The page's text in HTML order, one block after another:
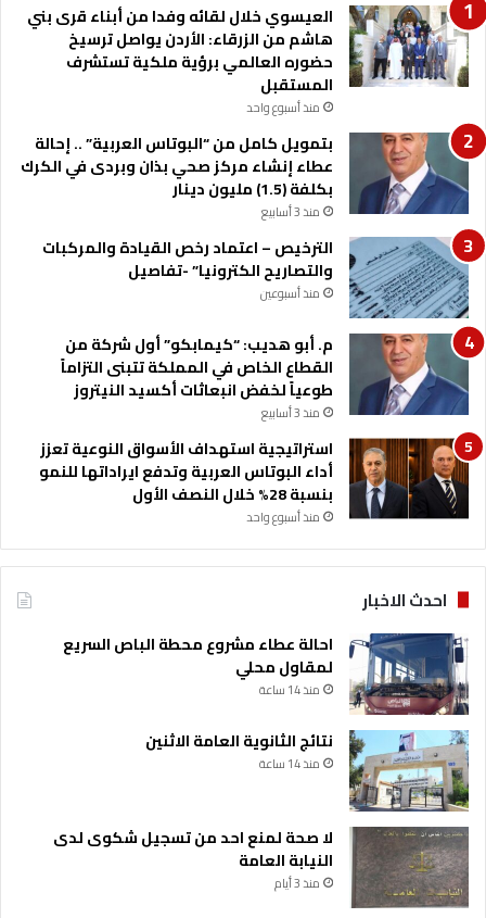
العيسوي خلال لقائه وفدا من أبناء قرى بني
هاشم من الزرقاء: الأردن يواصل ترسيخ
حضوره العالمي برؤية ملكية تستشرف
المستقبل
منذ أسبوع واحد
بتمويل كامل من “البوتاس العربية” .. إحالة
عطاء إنشاء مركز صحي بذان وبردى في الكرك
بكلفة (1.5) مليون دينار
منذ 3 أسابيع
الترخيص – اعتماد رخص القيادة والمركبات
والتصاريح الكترونيا” -تفاصيل
منذ أسبوعين
م. أبو هديب: “كيمابكو” أول شركة من
القطاع الخاص في المملكة تتبنى التزاماً
طوعياً لخفض انبعاثات أكسيد النيتروز
منذ 3 أسابيع
استراتيجية استهداف الأسواق النوعية تعزز
أداء البوتاس العربية وتدفع ايراداتها للنمو
بنسبة 28% خلال النصف الأول
منذ أسبوع واحد
احدث الاخبار
احالة عطاء مشروع محطة الباص السريع
لمقاول محلي
منذ 14 ساعة
نتائج الثانوية العامة الاثنين
منذ 14 ساعة
لا صحة لمنع احد من تسجيل شكوى لدى
النيابة العامة
منذ 3 أيام